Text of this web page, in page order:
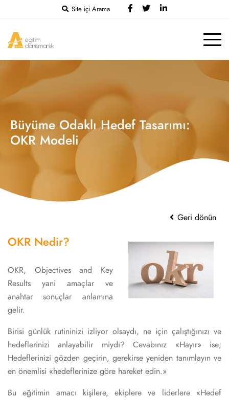
Site içi Arama
Büyüme Odaklı Hedef Tasarımı:
OKR Modeli
Geri dönün
OKR Nedir?
OKR, Objectives and Key
Results yani amaçlar ve
anahtar sonuçlar anlamına
gelir.
Birisi günlük rutininizi izliyor olsaydı, ne için çalıştığınızı ve
hedeflerinizi anlayabilir miydi? Cevabınız «Hayır» ise;
Hedeflerinizi gözden geçirin, gerekirse yeniden tanımlayın ve
en önemlisi «hedeflerinize göre hareket edin.»
Bu eğitimin amacı kişilere, ekiplere ve liderlere «Hedef